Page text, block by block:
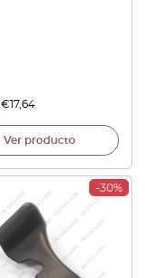
€17,64
Ver producto
-30%